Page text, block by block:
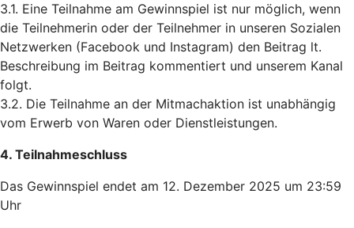
3.1. Eine Teilnahme am Gewinnspiel ist nur möglich, wenn
die Teilnehmerin oder der Teilnehmer in unseren Sozialen
Netzwerken (Facebook und Instagram) den Beitrag lt.
Beschreibung im Beitrag kommentiert und unserem Kanal
folgt.
3.2. Die Teilnahme an der Mitmachaktion ist unabhängig
vom Erwerb von Waren oder Dienstleistungen.
4. Teilnahmeschluss
Das Gewinnspiel endet am 12. Dezember 2025 um 23:59
Uhr